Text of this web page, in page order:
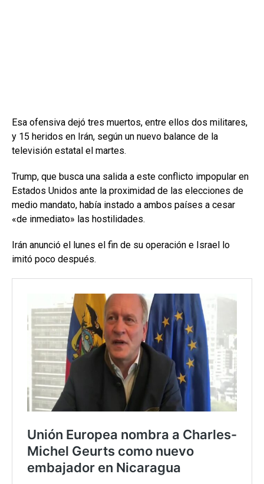
Esa ofensiva dejó tres muertos, entre ellos dos militares,
y 15 heridos en Irán, según un nuevo balance de la
televisión estatal el martes.
Trump, que busca una salida a este conflicto impopular en
Estados Unidos ante la proximidad de las elecciones de
medio mandato, había instado a ambos países a cesar
«de inmediato» las hostilidades.
Irán anunció el lunes el fin de su operación e Israel lo
imitó poco después.